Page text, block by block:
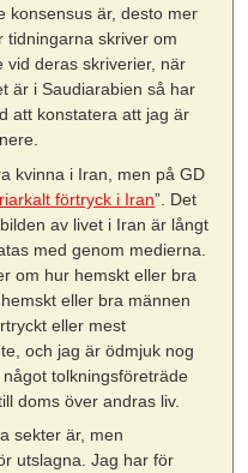
konsensus är, desto mer
tidningarna skriver om
vid deras skriverier, när
är i Saudiarabien så har
att konstatera att jag är
kvinna i Iran, men på GD
förtryck i Iran”. Det
av livet i Iran är långt
med genom medierna.
om hur hemskt eller bra
eller bra männen
eller mest
och jag är ödmjuk nog
tolkningsföreträde
doms över andras liv.
sekter är, men
utslagna. Jag har för